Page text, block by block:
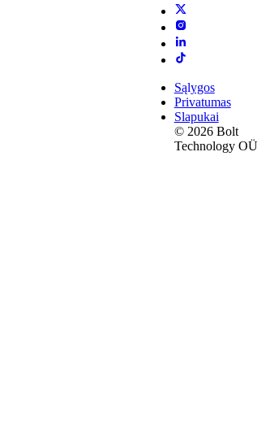
Sąlygos
Privatumas
Slapukai
© 2026 Bolt
Technology OÜ